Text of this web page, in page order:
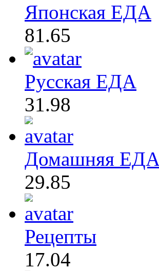
Японская ЕДА
81.65
Русская ЕДА
31.98
Домашняя ЕДА
29.85
Рецепты
17.04